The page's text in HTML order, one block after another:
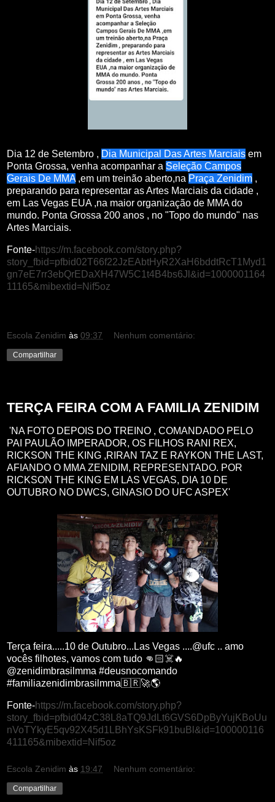
Dia 12 de Setembro , Dia Municipal Das Artes Marciais em
Ponta Grossa, venha acompanhar a Seleção Campos
Gerais De MMA,em um treinão aberto,na Praça Zenidim ,
preparando para representar as Artes Marciais da cidade ,
em Las Vegas EUA ,na maior organização de MMA do
mundo. Ponta Grossa 200 anos , no "Topo do mundo" nas
Artes Marciais.
Fonte-https://m.facebook.com/story.php?
story_fbid=pfbid02T66f22JzEAbtHyR2XaH6bddtRcT1Myd1
gn7eE7rr3ebQrEDaXH47W5C1t4B4bs6Jl&id=1000001164
11165&mibextid=Nif5oz
Escola Zenidim às 09:37 Nenhum comentário:
Compartilhar
TERÇA FEIRA COM A FAMILIA ZENIDIM
'NA FOTO DEPOIS DO TREINO , COMANDADO PELO
PAI PAULÃO IMPERADOR, OS FILHOS RANI REX,
RICKSON THE KING ,RIRAN TAZ E RAYKON THE LAST,
AFIANDO O MMA ZENIDIM, REPRESENTADO. POR
RICKSON THE KING EM LAS VEGAS, DIA 10 DE
OUTUBRO NO DWCS, GINASIO DO UFC ASPEX'
Terça feira.....10 de Outubro...Las Vegas ....@ufc .. amo
vocês filhotes, vamos com tudo 👊🏻☠️🔥
@zenidimbrasilmma #deusnocomando
#familiazenidimbrasilmma🇧🇷🚀🌎
Fonte-https://m.facebook.com/story.php?
story_fbid=pfbid04zC38L8aTQ9JdLt6GVS6DpByYujKBoUu
nVoTYkyE5qv92X45d1LBhYsKSFk91buBl&id=100000116
411165&mibextid=Nif5oz
Escola Zenidim às 19:47 Nenhum comentário:
Compartilhar